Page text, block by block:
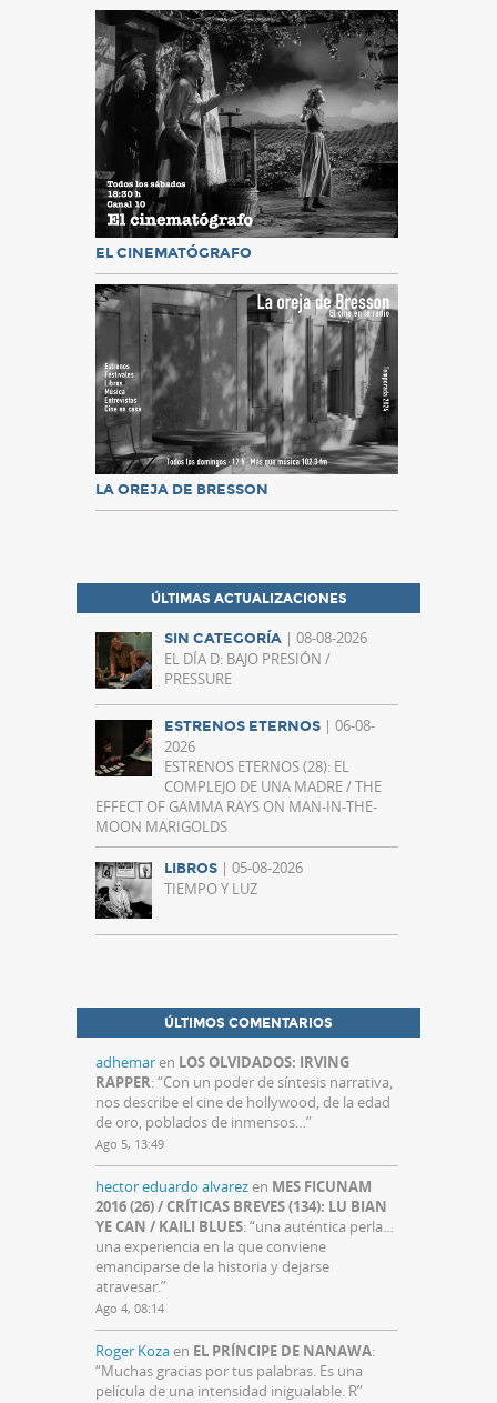
EL CINEMATÓGRAFO
LA OREJA DE BRESSON
ÚLTIMAS ACTUALIZACIONES
SIN CATEGORÍA | 08-08-2026
EL DÍA D: BAJO PRESIÓN /
PRESSURE
ESTRENOS ETERNOS | 06-08-
2026
ESTRENOS ETERNOS (28): EL
COMPLEJO DE UNA MADRE / THE
EFFECT OF GAMMA RAYS ON MAN-IN-THE-
MOON MARIGOLDS
LIBROS | 05-08-2026
TIEMPO Y LUZ
ÚLTIMOS COMENTARIOS
adhemaren LOS OLVIDADOS: IRVING
RAPPER: “Con un poder de síntesis narrativa,
nos describe el cine de hollywood, de la edad
de oro, poblados de inmensos…”
Ago 5, 13:49
hector eduardo alvarezen MES FICUNAM
2016 (26) / CRÍTICAS BREVES (134): LU BIAN
YE CAN / KAILI BLUES: “una auténtica perla…
una experiencia en la que conviene
emanciparse de la historia y dejarse
atravesar.”
Ago 4, 08:14
Roger Kozaen EL PRÍNCIPE DE NANAWA:
“Muchas gracias por tus palabras. Es una
película de una intensidad inigualable. R”